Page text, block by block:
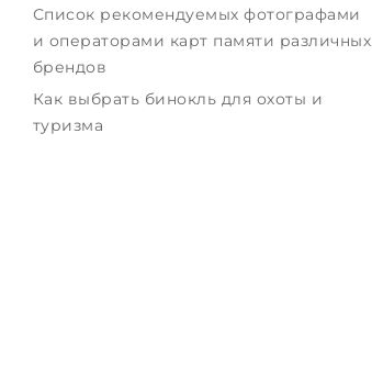
Список рекомендуемых фотографами
и операторами карт памяти различных
брендов
Как выбрать бинокль для охоты и
туризма